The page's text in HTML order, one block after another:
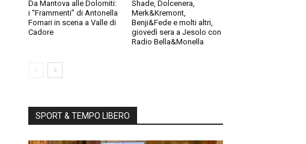
Da Mantova alle Dolomiti:
i “Frammenti” di Antonella
Fornari in scena a Valle di
Cadore
Shade, Dolcenera,
Merk&Kremont,
Benji&Fede e molti altri,
giovedì sera a Jesolo con
Radio Bella&Monella
SPORT & TEMPO LIBERO